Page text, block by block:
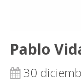
Pablo
30